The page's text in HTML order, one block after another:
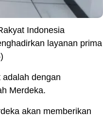
Indonesia
layanan prima
dengan
Merdeka.
akan memberikan